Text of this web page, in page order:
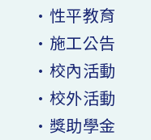
•性平教育
•施工公告
•校內活動
•校外活動
•獎助學金